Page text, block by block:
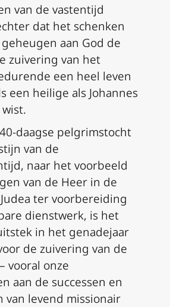
van de vastentijd
dat het schenken
aan God de
zuivering van het
een heel leven
een heilige als Johannes
daagse pelgrimstocht
van de
naar het voorbeeld
van de Heer in de
ter voorbereiding
dienstwerk, is het
in het genadejaar
de zuivering van de
vooral onze
aan de successen en
van levend missionair